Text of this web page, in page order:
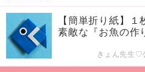
【簡単折り紙】
素敵な『お魚の作
きょん先生♡